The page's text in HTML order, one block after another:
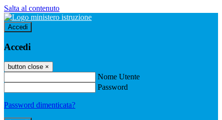
Salta al contenuto
Accedi
Accedi
button close ×
Nome Utente
Password
Password dimenticata?